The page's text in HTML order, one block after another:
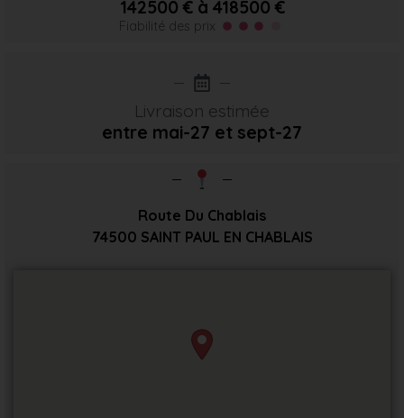
142500 € à 418500 €
Fiabilité des prix
Livraison estimée
entre mai-27 et sept-27
Route Du Chablais
74500 SAINT PAUL EN CHABLAIS